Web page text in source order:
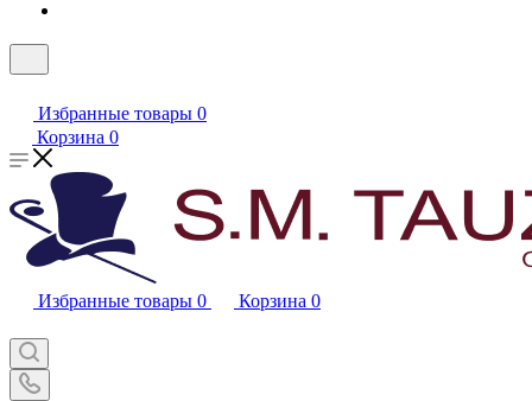
Избранные товары 0
Корзина 0
Избранные товары 0 Корзина 0